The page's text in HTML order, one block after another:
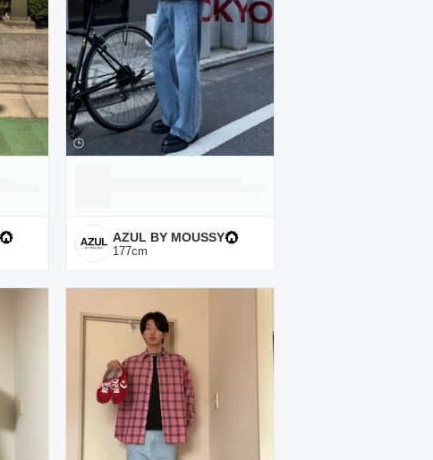
AZUL BY MOUSSY
177cm